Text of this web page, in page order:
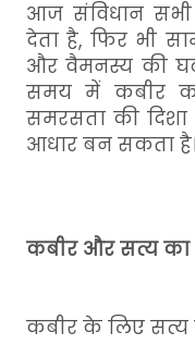
आज संविधान सभी
देता है, फिर भी
और वैमनस्य की
समय में कबीर
समरसता की
आधार बन सकता है।
कबीर और सत्य का
कबीर के लिए सत्य